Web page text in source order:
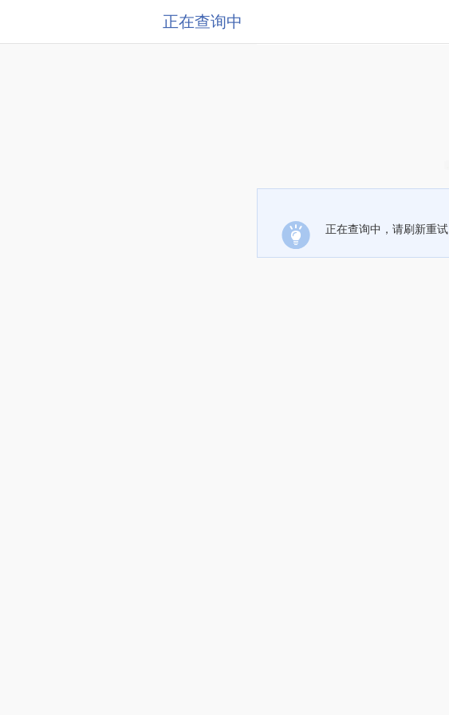
正在查询中
正在查询中，请刷新重试